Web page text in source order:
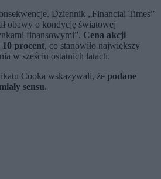
Dziennik „Financial Times”
obawy o kondycję światowej
finansowymi”. Cena akcji
10 procent, co stanowiło największy
w sześciu ostatnich latach.
Cooka wskazywali, że podane
sensu.